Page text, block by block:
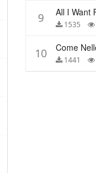
9 1535
10 1441